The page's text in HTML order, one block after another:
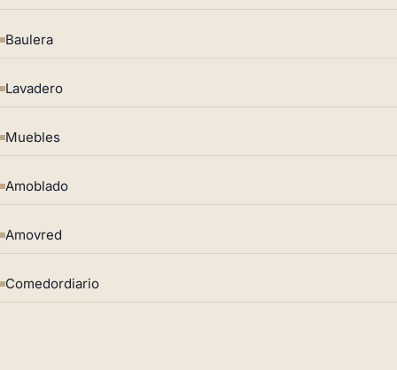
Baulera
Lavadero
Muebles
Amoblado
Amovred
Comedordiario